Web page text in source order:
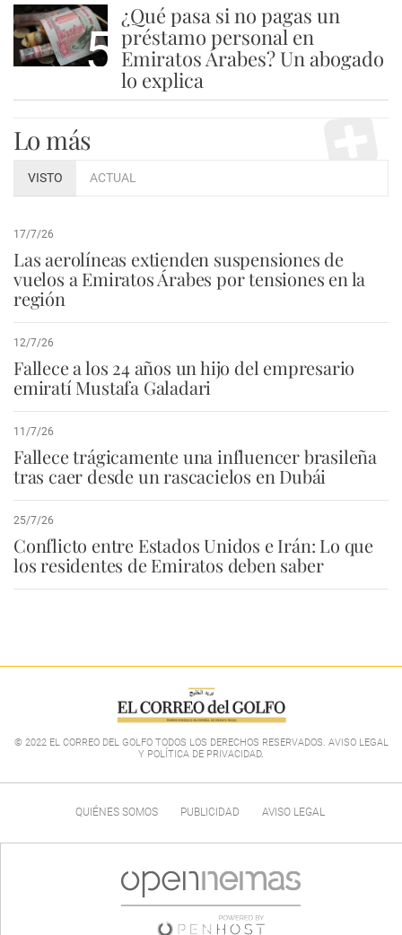
5
¿Qué pasa si no pagas un
préstamo personal en
Emiratos Árabes? Un abogado
lo explica
Lo más
VISTO ACTUAL
17/7/26
Las aerolíneas extienden suspensiones de
vuelos a Emiratos Árabes por tensiones en la
región
12/7/26
Fallece a los 24 años un hijo del empresario
emiratí Mustafa Galadari
11/7/26
Fallece trágicamente una influencer brasileña
tras caer desde un rascacielos en Dubái
25/7/26
Conflicto entre Estados Unidos e Irán: Lo que
los residentes de Emiratos deben saber
© 2022 EL CORREO DEL GOLFO TODOS LOS DERECHOS RESERVADOS. AVISO LEGAL
Y POLÍTICA DE PRIVACIDAD.
QUIÉNES SOMOS PUBLICIDAD AVISO LEGAL